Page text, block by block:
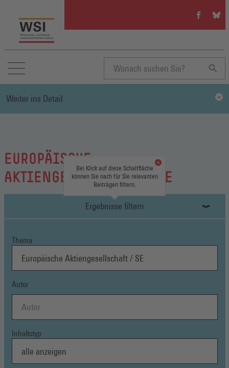
WSI
auf
(Öffnet
in
einem
neuen
WSI
auf
in
Suchbegriff
eingeben
EUROPÄISCHE
AKTIENGESELLSCHAFT / SE
Ergebnisse filtern
Bei Klick auf diese Schaltfläche
können Sie nach für Sie relevanten
Beiträgen filtern.
Thema
Autor
Inhaltstyp
Weiter ins Detail